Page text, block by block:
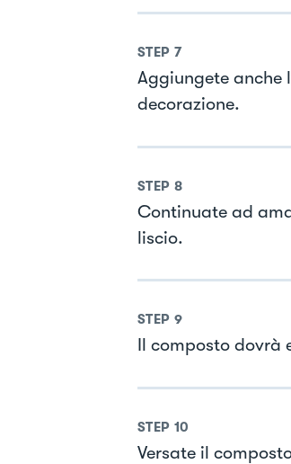
STEP 7
Aggiungete anche
decorazione.
STEP 8
Continuate ad
liscio.
STEP 9
Il composto dovrà
STEP 10
Versate il